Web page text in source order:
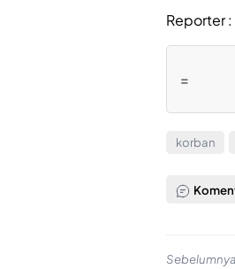
Reporter
=
korban
Sebelumnya